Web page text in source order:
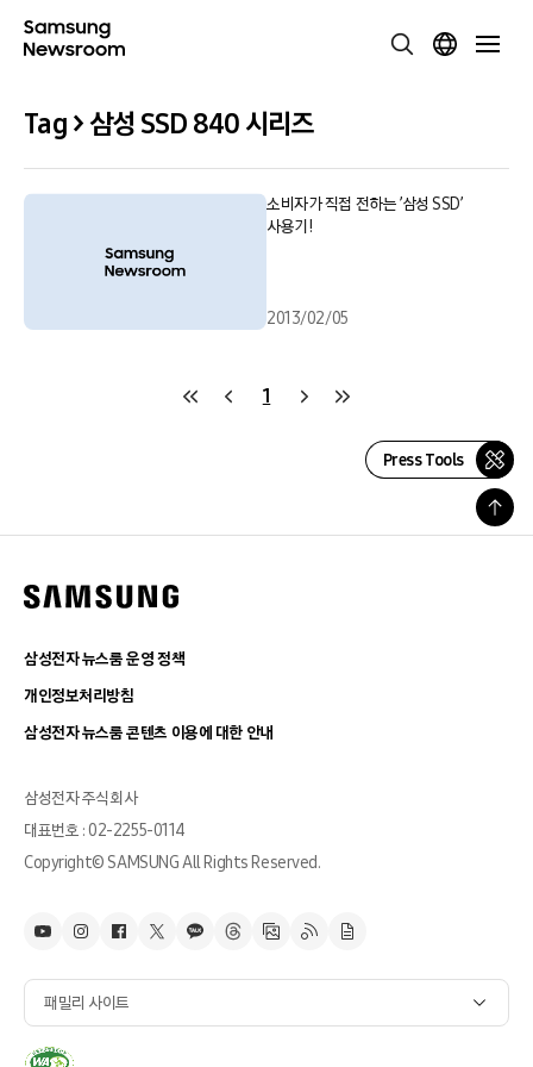
Tag > 삼성 SSD 840 시리즈
소비자가 직접 전하는 ’삼성 SSD’
사용기!
2013/02/05
1
Press Tools
삼성전자 뉴스룸 운영 정책
개인정보처리방침
삼성전자 뉴스룸 콘텐츠 이용에 대한 안내
삼성전자 주식회사
대표번호 : 02-2255-0114
Copyright© SAMSUNG All Rights Reserved.
패밀리 사이트